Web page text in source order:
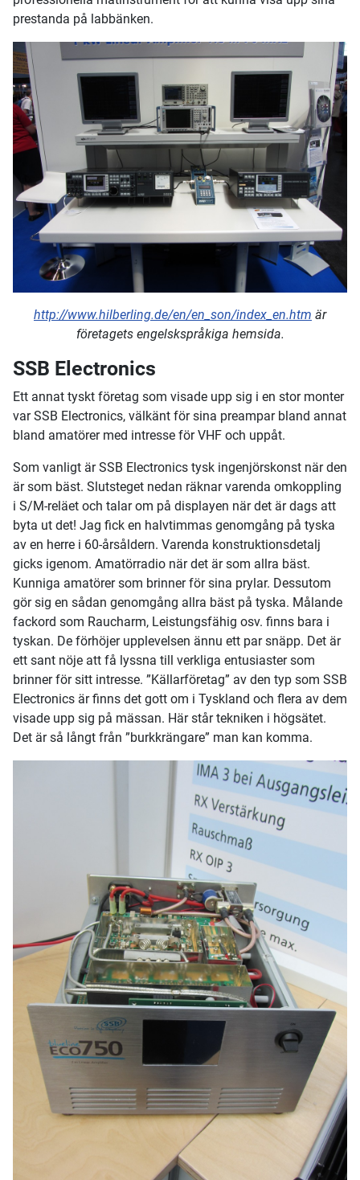
prestanda på labbänken.
http://www.hilberling.de/en/en_son/index_en.htm är
företagets engelskspråkiga hemsida.
SSB Electronics
Ett annat tyskt företag som visade upp sig i en stor monter
var SSB Electronics, välkänt för sina preampar bland annat
bland amatörer med intresse för VHF och uppåt.
Som vanligt är SSB Electronics tysk ingenjörskonst när den
är som bäst. Slutsteget nedan räknar varenda omkoppling
i S/M-reläet och talar om på displayen när det är dags att
byta ut det! Jag fick en halvtimmas genomgång på tyska
av en herre i 60-årsåldern. Varenda konstruktionsdetalj
gicks igenom. Amatörradio när det är som allra bäst.
Kunniga amatörer som brinner för sina prylar. Dessutom
gör sig en sådan genomgång allra bäst på tyska. Målande
fackord som Raucharm, Leistungsfähig osv. finns bara i
tyskan. De förhöjer upplevelsen ännu ett par snäpp. Det är
ett sant nöje att få lyssna till verkliga entusiaster som
brinner för sitt intresse. ”Källarföretag” av den typ som SSB
Electronics är finns det gott om i Tyskland och flera av dem
visade upp sig på mässan. Här står tekniken i högsätet.
Det är så långt från ”burkkrängare” man kan komma.